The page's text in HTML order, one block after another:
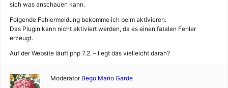
sich was anschauen kann.
Folgende Fehlermeldung bekomme ich beim aktivieren:
Das Plugin kann nicht aktiviert werden, da es einen fatalen Fehler
erzeugt.
Auf der Website läuft php 7.2. – liegt das vielleicht daran?
Moderator Bego Mario Garde